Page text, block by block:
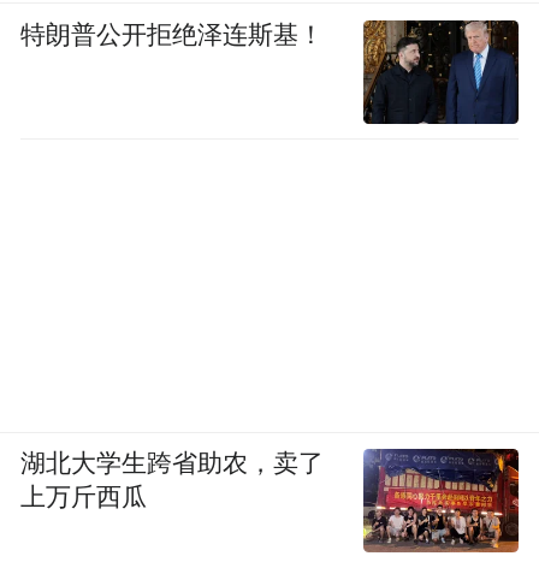
特朗普公开拒绝泽连斯基！
湖北大学生跨省助农，卖了
上万斤西瓜